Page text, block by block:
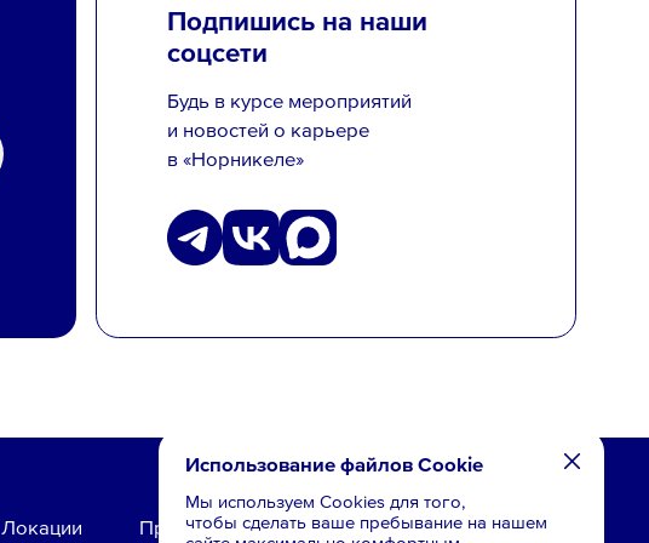
Использование файлов Cookie
Мы используем Cookies для того,
чтобы сделать ваше пребывание на нашем
Подпишись на наши
соцсети
Будь в курсе мероприятий
и новостей о карьере
в «Норникеле»
Локации Производство Студентам Вакансии